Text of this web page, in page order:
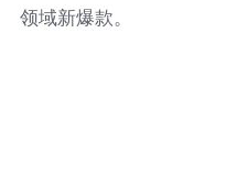
领域新爆款。